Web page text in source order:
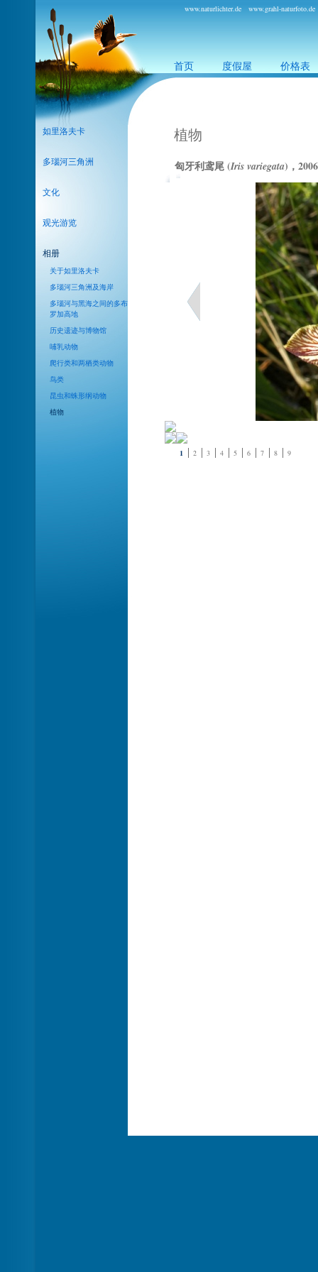
www.naturlichter.de www.grahl-naturfoto.de
首页 度假屋 价格表
如里洛夫卡
多瑙河三角洲
文化
观光游览
相册
关于如里洛夫卡
多瑙河三角洲及海岸
多瑙河与黑海之间的多布
罗加高地
历史遗迹与博物馆
哺乳动物
爬行类和两栖类动物
鸟类
昆虫和蛛形纲动物
植物
植物